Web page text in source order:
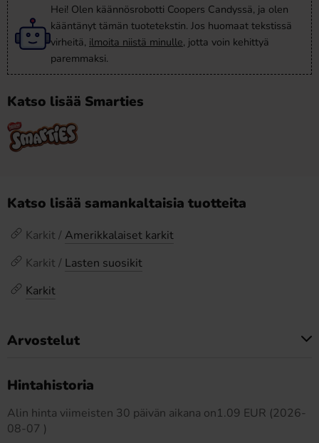
Hei! Olen käännösrobotti Coopers Candyssä, ja olen
kääntänyt tämän tuotetekstin. Jos huomaat tekstissä
virheitä, ilmoita niistä minulle, jotta voin kehittyä
paremmaksi.
Katso lisää Smarties
Katso lisää samankaltaisia tuotteita
Karkit / Amerikkalaiset karkit
Karkit / Lasten suosikit
Karkit
Arvostelut
Hintahistoria
Alin hinta viimeisten 30 päivän aikana on1.09 EUR (2026-
08-07 )